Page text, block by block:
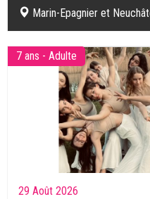
Marin-Epagnier et
7 ans - Adulte
29 Août 2026